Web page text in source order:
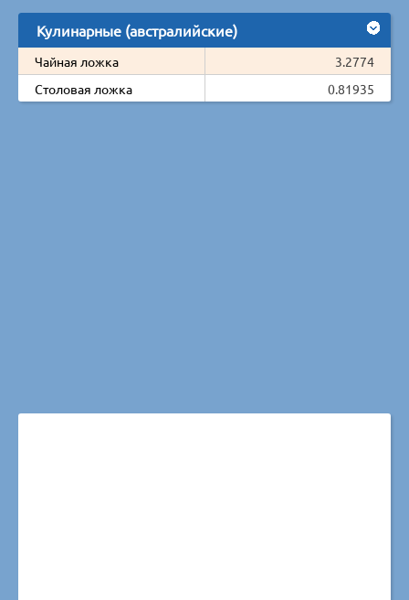
Кулинарные (австралийские)
Чайная ложка
3.2774
Столовая ложка
0.81935